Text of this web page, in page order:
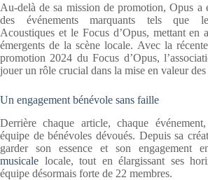
Au-delà de sa mission de promotion, Opus a
des événements marquants tels que
Acoustiques et le Focus d’Opus, mettant en
émergents de la scène locale. Avec la
promotion 2024 du Focus d’Opus,
jouer un rôle crucial dans la mise en valeur
Un engagement bénévole sans faille
Derrière chaque article, chaque
équipe de bénévoles dévoués. Depuis sa
garder son essence et son engagement
musicale locale, tout en élargissant ses
équipe désormais forte de 22 membres.